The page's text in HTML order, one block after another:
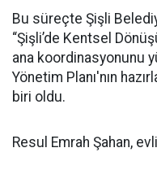
Bu süreçte Şişli
“Şişli’de Kentsel
ana koordinasyonunu
Yönetim Planı'nın
biri oldu.
Resul Emrah Şahan,